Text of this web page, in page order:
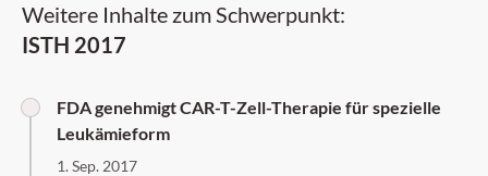
Weitere Inhalte zum Schwerpunkt:
ISTH 2017
FDA genehmigt CAR-T-Zell-Therapie für spezielle
Leukämieform
1. Sep. 2017